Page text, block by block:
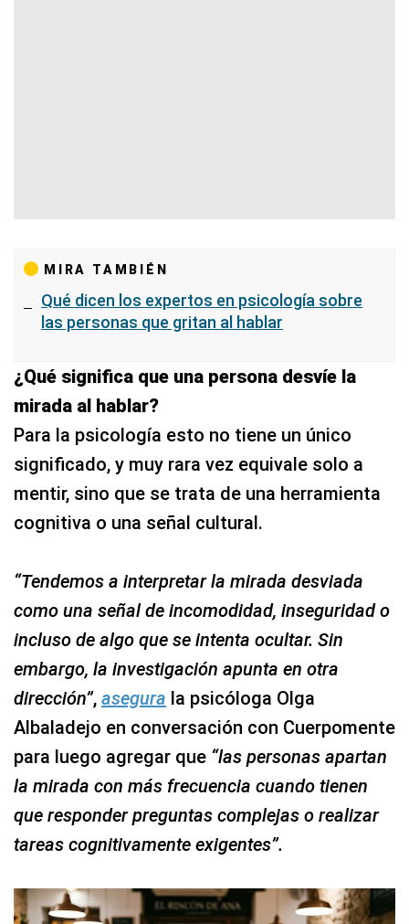
MIRA TAMBIÉN
Qué dicen los expertos en psicología sobre
las personas que gritan al hablar
¿Qué significa que una persona desvíe la
mirada al hablar?
Para la psicología esto no tiene un único
significado, y muy rara vez equivale solo a
mentir, sino que se trata de una herramienta
cognitiva o una señal cultural.
“Tendemos a interpretar la mirada desviada
como una señal de incomodidad, inseguridad o
incluso de algo que se intenta ocultar. Sin
embargo, la investigación apunta en otra
dirección”, asegura la psicóloga Olga
Albaladejo en conversación con Cuerpomente
para luego agregar que “las personas apartan
la mirada con más frecuencia cuando tienen
que responder preguntas complejas o realizar
tareas cognitivamente exigentes”.